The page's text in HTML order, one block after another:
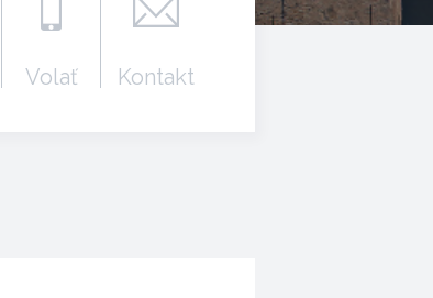
Volať Kontakt